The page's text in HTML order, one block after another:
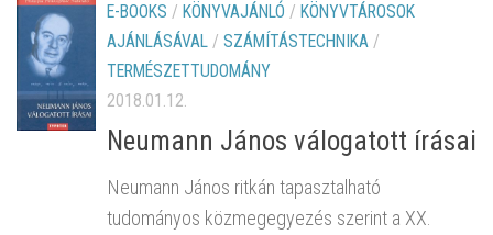
E-BOOKS / KÖNYVAJÁNLÓ / KÖNYVTÁROSOK
AJÁNLÁSÁVAL / SZÁMÍTÁSTECHNIKA /
TERMÉSZETTUDOMÁNY
2018.01.12.
Neumann János válogatott írásai
Neumann János ritkán tapasztalható
tudományos közmegegyezés szerint a XX.